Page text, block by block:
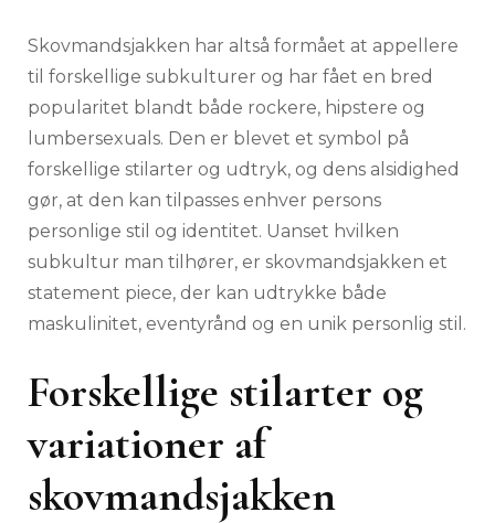
Skovmandsjakken har altså formået at appellere
til forskellige subkulturer og har fået en bred
popularitet blandt både rockere, hipstere og
lumbersexuals. Den er blevet et symbol på
forskellige stilarter og udtryk, og dens alsidighed
gør, at den kan tilpasses enhver persons
personlige stil og identitet. Uanset hvilken
subkultur man tilhører, er skovmandsjakken et
statement piece, der kan udtrykke både
maskulinitet, eventyrånd og en unik personlig stil.
Forskellige stilarter og
variationer af
skovmandsjakken